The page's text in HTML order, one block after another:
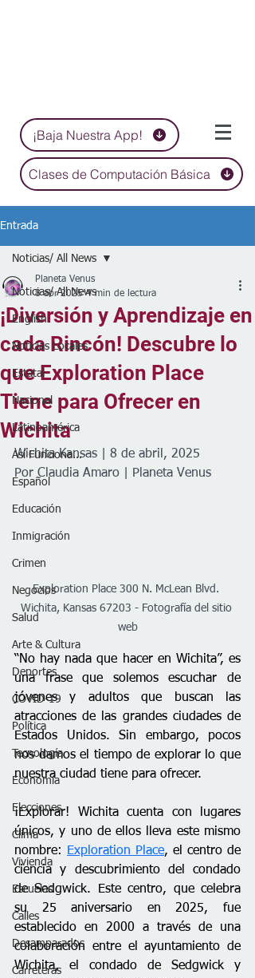
¡Baja Nuestra App!
Clases de Computación Básica
Entrada
Noticias/ All News
English
Noticias Locales
Estatal
Nacional
Latinoamérica
Así Funciona...
Español
Educación
Inmigración
Crimen
Negocios
Salud
Arte & Cultura
Deportes
COVID-19
Política
Tecnología
Economía
Elecciones
Clima
Vivienda
Escuelas
Calles
Desamparados
Carreteras
Noticias/ All News
¡Diversión y Aprendizaje en
cada Rincón! Descubre lo
que Exploration Place
Tiene para Ofrecer en
Wichita
Planeta Venus
8 abr 2025 4 min de lectura
Wichita Kansas | 8 de abril, 2025
Por Claudia Amaro | Planeta Venus
Exploration Place 300 N. McLean Blvd.
Wichita, Kansas 67203 - Fotografía del sitio
web
“No hay nada que hacer en Wichita”, es
una frase que solemos escuchar de
jóvenes y adultos que buscan las
atracciones de las grandes ciudades de
Estados Unidos. Sin embargo, pocos
nos damos el tiempo de explorar lo que
nuestra ciudad tiene para ofrecer.
¡Explorar! Wichita cuenta con lugares
únicos, y uno de ellos lleva este mismo
nombre:
Exploration Place, el centro de
ciencia y descubrimiento del condado
de Sedgwick. Este centro, que celebra
su 25 aniversario en 2025, fue
establecido en 2000 a través de una
colaboración entre el ayuntamiento de
Wichita, el condado de Sedgwick y